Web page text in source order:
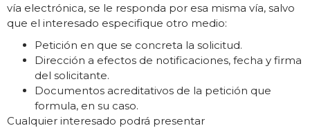
vía electrónica, se le responda por esa misma vía, salvo
que el interesado especifique otro medio:
Petición en que se concreta la solicitud.
Dirección a efectos de notificaciones, fecha y firma
del solicitante.
Documentos acreditativos de la petición que
formula, en su caso.
Cualquier interesado podrá presentar